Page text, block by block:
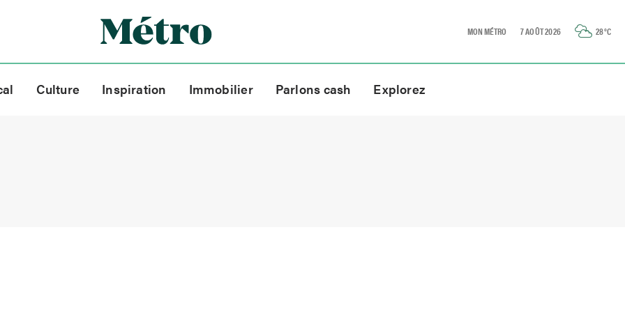
MON MÉTRO 7 AOÛT 2026 28°C
Culture Inspiration Immobilier Parlons cash Explorez